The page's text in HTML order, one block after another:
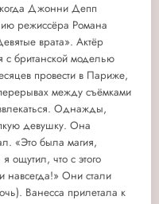
Джонни Депп
режиссёра Романа
врата». Актёр
с британской моделью
провести в Париже,
между съёмками
Однажды,
девушку. Она
«Это была магия,
ощутил, что с этого
навсегда!» Они стали
Ванесса прилетала к